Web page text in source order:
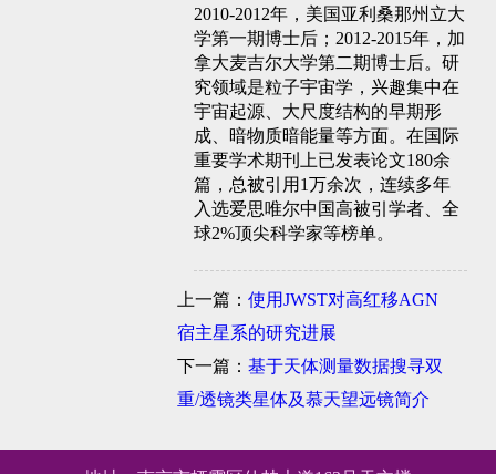
2010-2012年，美国亚利桑那州立大
学第一期博士后；2012-2015年，加
拿大麦吉尔大学第二期博士后。研
究领域是粒子宇宙学，兴趣集中在
宇宙起源、大尺度结构的早期形
成、暗物质暗能量等方面。在国际
重要学术期刊上已发表论文180余
篇，总被引用1万余次，连续多年
入选爱思唯尔中国高被引学者、全
球2%顶尖科学家等榜单。
上一篇：使用JWST对高红移AGN
宿主星系的研究进展
下一篇：基于天体测量数据搜寻双
重/透镜类星体及慕天望远镜简介